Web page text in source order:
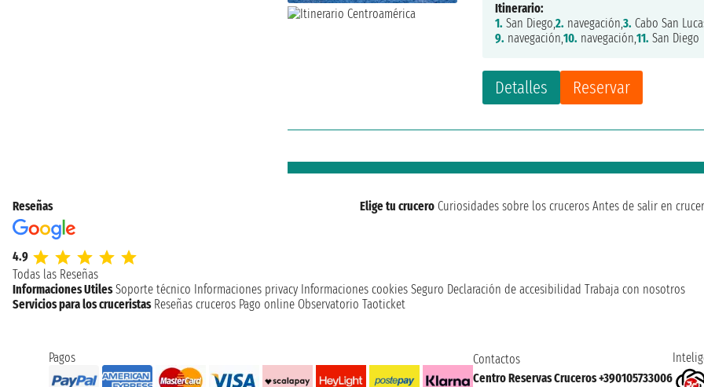
Detalles Reservar
Itinerario:
1. San Diego,2. navegación,3. Cabo San
9. navegación,10. navegación,11. San Diego
Reseñas
4.9
Todas las Reseñas
Elige tu crucero Curiosidades sobre los cruceros Antes de salir en
Informaciones Utiles Soporte técnico Informaciones privacy Informaciones cookies Seguro Declaración de accesibilidad Trabaja con nosotros
Servicios para los cruceristas Reseñas cruceros Pago online Observatorio Taoticket
Pagos
Contactos
Centro Reservas Cruceros +390105733006